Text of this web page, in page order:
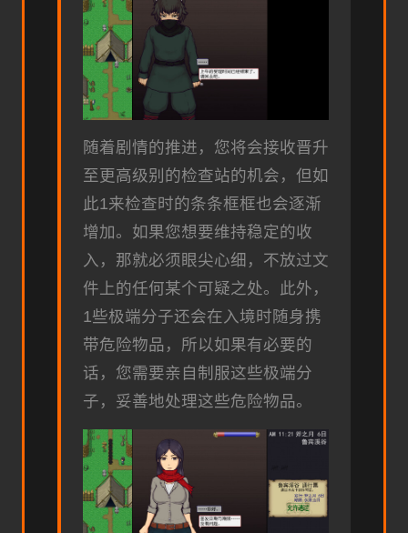
随着剧情的推进，您将会接收晋升
至更高级别的检查站的机会，但如
此1来检查时的条条框框也会逐渐
增加。如果您想要维持稳定的收
入，那就必须眼尖心细，不放过文
件上的任何某个可疑之处。此外，
1些极端分子还会在入境时随身携
带危险物品，所以如果有必要的
话，您需要亲自制服这些极端分
子，妥善地处理这些危险物品。